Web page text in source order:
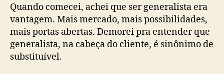
Quando comecei, achei que ser generalista era
vantagem. Mais mercado, mais possibilidades,
mais portas abertas. Demorei pra entender que
generalista, na cabeça do cliente, é sinônimo de
substituível.